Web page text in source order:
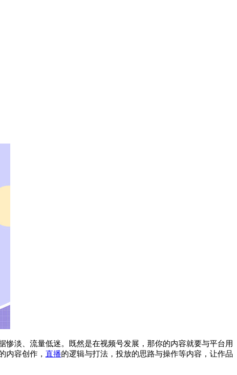
惨淡、流量低迷。既然是在视频号发展，那你的内容就要与平台用
内容创作， 直播的逻辑与打法，投放的思路与操作等内容，让作品